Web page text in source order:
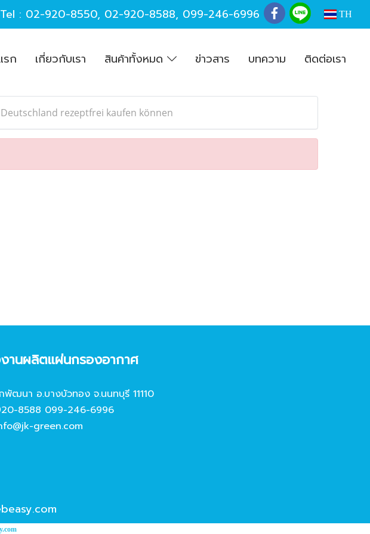
Tel : 02-920-8550, 02-920-8588, 099-246-6996 TH
รก เกี่ยวกับเรา สินค้าทั้งหมด ข่าวสาร บทความ ติดต่อเรา
rezeptfrei kaufen können
านผลิตแผ่นกรองอากาศ
ฒนา อ.บางบัวทอง จ.นนทบุรี 11110
8588 099-246-6996
green.com